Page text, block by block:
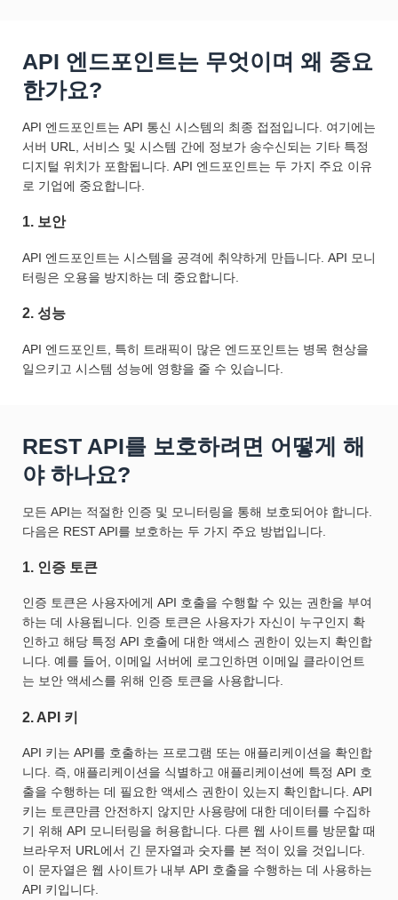
API 엔드포인트는 무엇이며 왜 중요
한가요?
API 엔드포인트는 API 통신 시스템의 최종 접점입니다. 여기에는
서버 URL, 서비스 및 시스템 간에 정보가 송수신되는 기타 특정
디지털 위치가 포함됩니다. API 엔드포인트는 두 가지 주요 이유
로 기업에 중요합니다.
1. 보안
API 엔드포인트는 시스템을 공격에 취약하게 만듭니다. API 모니
터링은 오용을 방지하는 데 중요합니다.
2. 성능
API 엔드포인트, 특히 트래픽이 많은 엔드포인트는 병목 현상을
일으키고 시스템 성능에 영향을 줄 수 있습니다.
REST API를 보호하려면 어떻게 해
야 하나요?
모든 API는 적절한 인증 및 모니터링을 통해 보호되어야 합니다.
다음은 REST API를 보호하는 두 가지 주요 방법입니다.
1. 인증 토큰
인증 토큰은 사용자에게 API 호출을 수행할 수 있는 권한을 부여
하는 데 사용됩니다. 인증 토큰은 사용자가 자신이 누구인지 확
인하고 해당 특정 API 호출에 대한 액세스 권한이 있는지 확인합
니다. 예를 들어, 이메일 서버에 로그인하면 이메일 클라이언트
는 보안 액세스를 위해 인증 토큰을 사용합니다.
2. API 키
API 키는 API를 호출하는 프로그램 또는 애플리케이션을 확인합
니다. 즉, 애플리케이션을 식별하고 애플리케이션에 특정 API 호
출을 수행하는 데 필요한 액세스 권한이 있는지 확인합니다. API
키는 토큰만큼 안전하지 않지만 사용량에 대한 데이터를 수집하
기 위해 API 모니터링을 허용합니다. 다른 웹 사이트를 방문할 때
브라우저 URL에서 긴 문자열과 숫자를 본 적이 있을 것입니다.
이 문자열은 웹 사이트가 내부 API 호출을 수행하는 데 사용하는
API 키입니다.